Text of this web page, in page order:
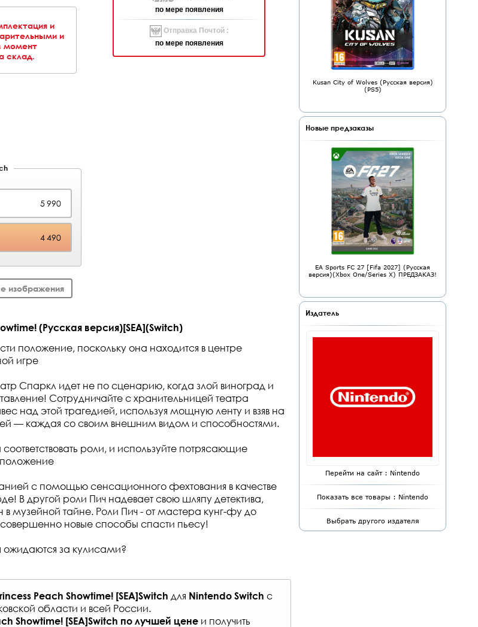
и
и
момент
склад.
по мере появления
Отправка Почтой :
по мере появления
5 990
4 490
изображения
(Русская версия)[SEA](Switch)
положение, поскольку она находится в центре
игре
Спаркл идет не по сценарию, когда злой виноград и
Сотрудничайте с хранительницей театра
над этой трагедией, используя мощную ленту и взяв на
— каждая со своим внешним видом и способностями.
роли, и используйте потрясающие
с помощью сенсационного фехтования в качестве
В другой роли Пич надевает свою шляпу детектива,
в музейной тайне. Роли Пич - от мастера кунг-фу до
новые способы спасти пьесу!
за кулисами?
Peach Showtime! [SEA]Switch для Nintendo Switch с
области и всей России.
Showtime! [SEA]Switch по лучшей цене и получить
Kusan City of Wolves (Русская версия)
(PS5)
Новые предзаказы
EA Sports FC 27 [Fifa 2027] (Русская
версия)(Xbox One/Series X) ПРЕДЗАКАЗ!
Издатель
Перейти на сайт : Nintendo
Показать все товары : Nintendo
Выбрать другого издателя